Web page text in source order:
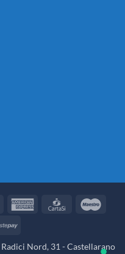
MasterCardAmerican
CartaSi
Postepay
Nord, 31 - Castellarano